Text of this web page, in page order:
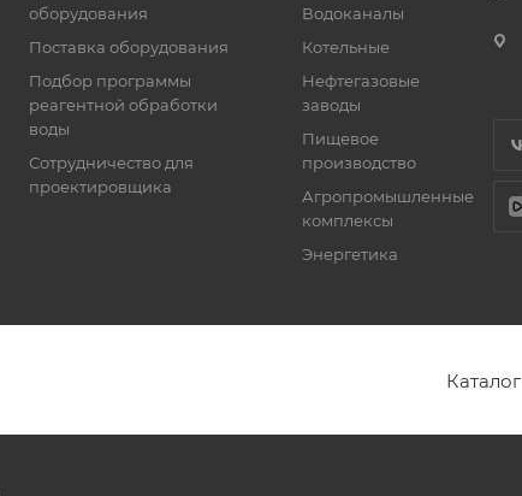
оборудования
Поставка оборудования
Подбор программы
реагентной обработки
воды
Сотрудничество для
проектировщика
Водоканалы
Котельные
Нефтегазовые
заводы
Пищевое
производство
Агропромышленные
комплексы
Энергетика
Каталог